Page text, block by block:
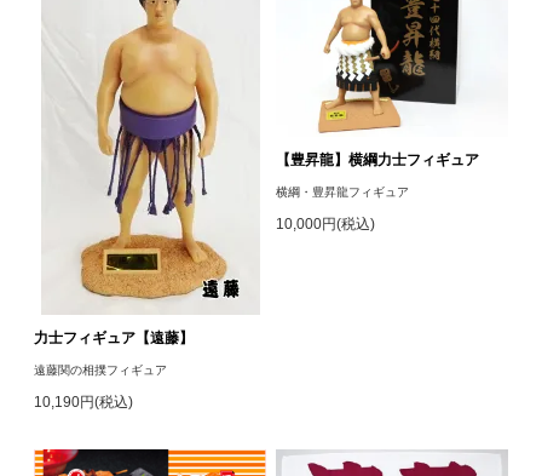
力士フィギュア【遠藤】
遠藤関の相撲フィギュア
10,190円(税込)
【豊昇龍】横綱力士フィギュア
横綱・豊昇龍フィギュア
10,000円(税込)